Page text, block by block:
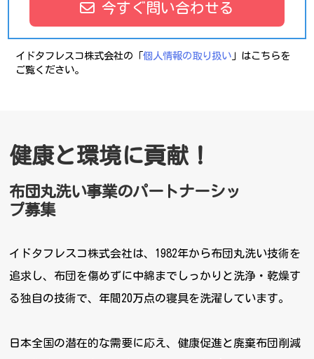
今すぐ問い合わせる
イドタフレスコ株式会社の「個人情報の取り扱い 」はこちらを
ご覧ください。
健康と環境に貢献！
布団丸洗い事業のパートナーシッ
プ募集
イドタフレスコ株式会社は、1982年から布団丸洗い技術を
追求し、布団を傷めずに中綿までしっかりと洗浄・乾燥す
る独自の技術で、年間20万点の寝具を洗濯しています。
日本全国の潜在的な需要に応え、健康促進と廃棄布団削減